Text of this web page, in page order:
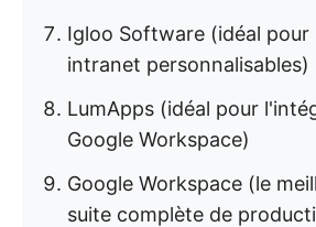
Igloo Software (idéal pour
intranet personnalisables)
LumApps (idéal pour
Google Workspace)
Google Workspace (le
suite complète de